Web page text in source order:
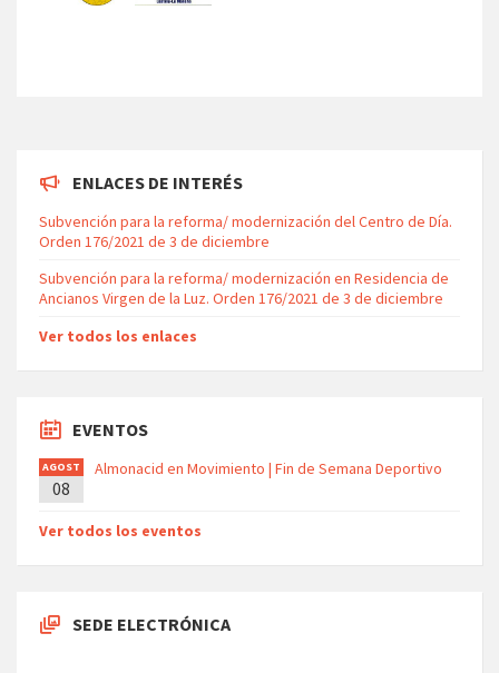
ENLACES DE INTERÉS
Subvención para la reforma/ modernización del Centro de Día.
Orden 176/2021 de 3 de diciembre
Subvención para la reforma/ modernización en Residencia de
Ancianos Virgen de la Luz. Orden 176/2021 de 3 de diciembre
Ver todos los enlaces
EVENTOS
AGOST
O
08
Almonacid en Movimiento | Fin de Semana Deportivo
Ver todos los eventos
SEDE ELECTRÓNICA